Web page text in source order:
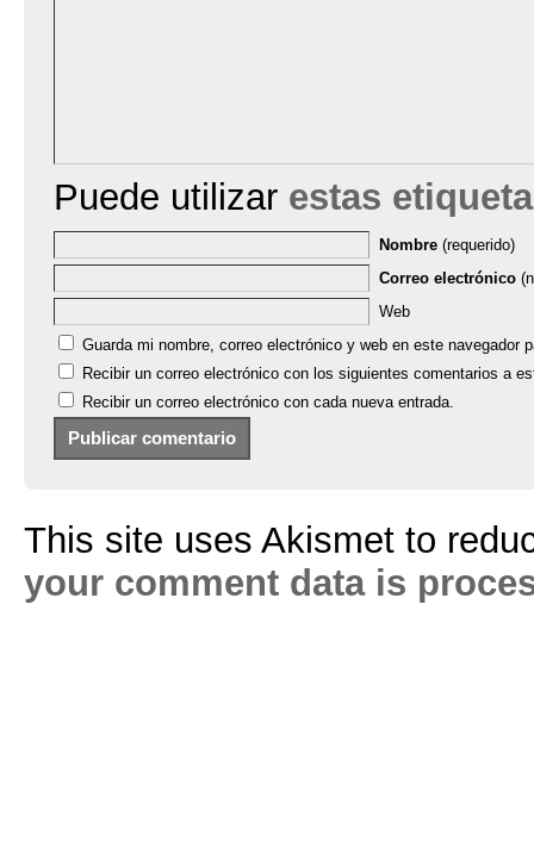
Puede utilizar estas
Nombre (requerido)
Correo electrónico
Web
Guarda mi nombre, correo electrónico y web en este navegador
Recibir un correo electrónico con los siguientes comentarios a
Recibir un correo electrónico con cada nueva entrada.
This site uses Akismet to
your comment data is